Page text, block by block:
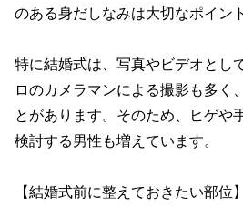
のある身だしなみは大切なポイン
特に結婚式は、写真やビデオとし
ロのカメラマンによる撮影も多く
とがあります。そのため、ヒゲや
検討する男性も増えています。
【結婚式前に整えておきたい部位】